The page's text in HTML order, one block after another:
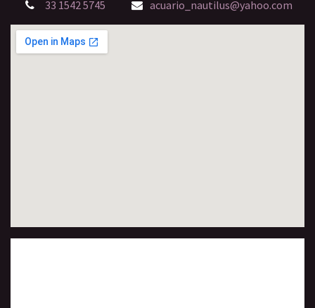
33 1542 5745
acuario_nautilus@yahoo.com